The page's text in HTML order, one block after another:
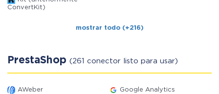
ConvertKit)
mostrar todo (+216)
PrestaShop (261 conector listo para usar)
AWeber Google Analytics